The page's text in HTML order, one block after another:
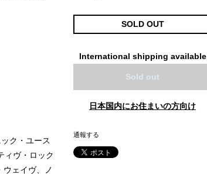
ク・ユース
ィヴ・ロック
ェイヴ、ノ
SOLD OUT
International shipping available
Sold out
日本国内にお住まいの方向け
通報する